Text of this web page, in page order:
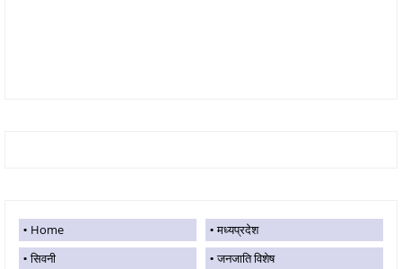
Home
मध्यप्रदेश
सिवनी
जनजाति विशेष